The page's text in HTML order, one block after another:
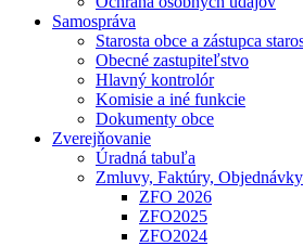
Samospráva
Starosta obce a zástupca
Obecné zastupiteľstvo
Hlavný kontrolór
Komisie a iné funkcie
Dokumenty obce
Zverejňovanie
Úradná tabuľa
Zmluvy, Faktúry, Objednávky
ZFO 2026
ZFO2025
ZFO2024